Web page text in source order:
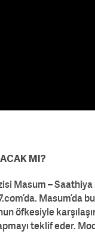
MI?
Masum –
Masum’da
öfkesiyle
teklif eder.